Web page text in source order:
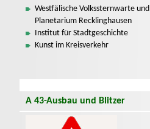
Westfälische Volkssternwarte und
Planetarium Recklinghausen
Institut für Stadtgeschichte
Kunst im Kreisverkehr
A 43-Ausbau und Blitzer